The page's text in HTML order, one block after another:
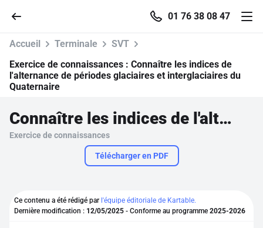
01 76 38 08 47
Accueil Terminale
SVT
Exercice de connaissances : Connaître les indices de
l'alternance de périodes glaciaires et interglaciaires du
Quaternaire
Connaître les indices de l'alternance de périodes glaciaires et interglaciaires du Quaternaire
Exercice de connaissances
Télécharger en PDF
Ce contenu a été rédigé par l'équipe éditoriale de Kartable.
Dernière modification : 12/05/2025 - Conforme au programme 2025-2026